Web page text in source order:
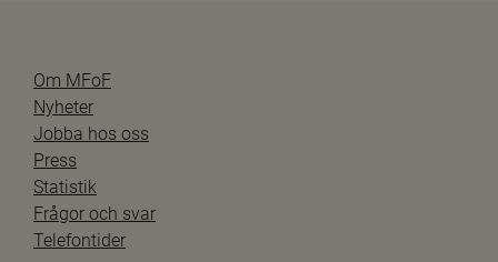
Om MFoF
Nyheter
Jobba hos oss
Press
Statistik
Frågor och svar
Telefontider